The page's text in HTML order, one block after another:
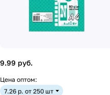
9.99 руб.
Цена оптом:
7.26 р. от 250 шт